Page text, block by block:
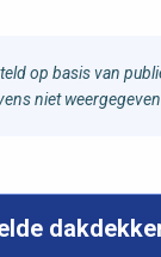
op basis van
niet